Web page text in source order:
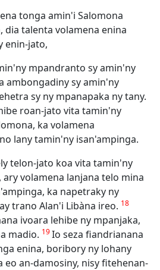
tonga amin'i Salomona
dia talenta volamena enina
enin-jato,
mpandranto sy amin'ny
ambongadiny sy amin'ny
sy ny mpanapaka ny tany.
roan-jato vita tamin'ny
ka volamena
lany tamin'ny isan'ampinga.
telon-jato koa vita tamin'ny
ary volamena lanjana telo mina
ka napetraky ny
trano Alan'i Libàna ireo. 18
ivoara lehibe ny mpanjaka,
madio. 19Io seza fiandrianana
enina, boribory ny lohany
eo an-damosiny, nisy fitehenan-